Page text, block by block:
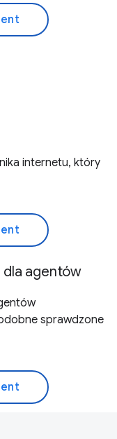
internetu, który
dla agentów
sprawdzone